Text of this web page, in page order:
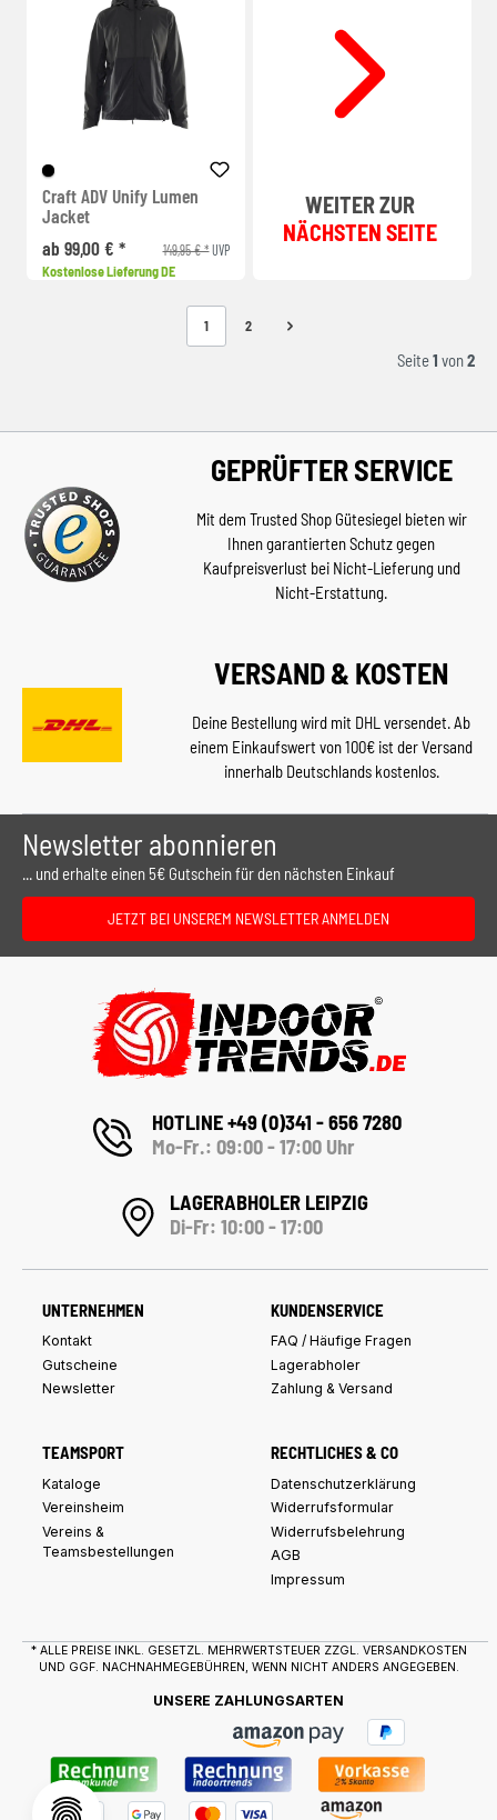
Craft ADV Unify Lumen
Jacket
ab 99,00 € *
149,95 € *UVP
Kostenlose Lieferung DE
WEITER ZUR
NÄCHSTEN SEITE
1 2
Seite1 von2
GEPRÜFTER SERVICE
Mit dem Trusted Shop Gütesiegel bieten wir
Ihnen garantierten Schutz gegen
Kaufpreisverlust bei Nicht-Lieferung und
Nicht-Erstattung.
VERSAND & KOSTEN
Deine Bestellung wird mit DHL versendet. Ab
einem Einkaufswert von 100€ ist der Versand
innerhalb Deutschlands kostenlos.
Newsletter abonnieren
... und erhalte einen 5€ Gutschein für den nächsten Einkauf
JETZT BEI UNSEREM NEWSLETTER ANMELDEN
HOTLINE +49 (0)341 - 656 7280
Mo-Fr.: 09:00 - 17:00 Uhr
LAGERABHOLER LEIPZIG
Di-Fr: 10:00 - 17:00
UNTERNEHMEN
Kontakt
Gutscheine
Newsletter
KUNDENSERVICE
FAQ / Häufige Fragen
Lagerabholer
Zahlung & Versand
TEAMSPORT
Kataloge
Vereinsheim
Vereins &
Teamsbestellungen
RECHTLICHES & CO
Datenschutzerklärung
Widerrufsformular
Widerrufsbelehrung
AGB
Impressum
* ALLE PREISE INKL. GESETZL. MEHRWERTSTEUER ZZGL. VERSANDKOSTEN
UND GGF. NACHNAHMEGEBÜHREN, WENN NICHT ANDERS ANGEGEBEN.
UNSERE ZAHLUNGSARTEN